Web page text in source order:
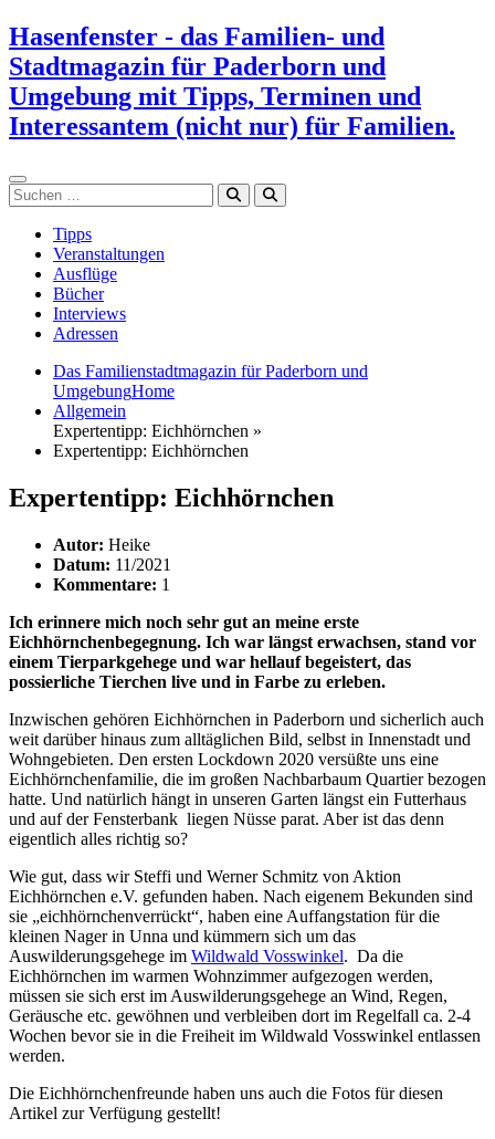
Zum
Inhalt
springen
Hasenfenster - das Familien- und
Stadtmagazin für Paderborn und
Umgebung mit Tipps, Terminen und
Interessantem (nicht nur) für Familien.
Suchen
Tipps
Veranstaltungen
Ausflüge
Bücher
Interviews
Adressen
Das Familienstadtmagazin für Paderborn und
UmgebungHome
Allgemein
Expertentipp: Eichhörnchen »
Expertentipp: Eichhörnchen
Expertentipp: Eichhörnchen
Autor: Heike
Datum: 11/2021
Kommentare: 1
Ich erinnere mich noch sehr gut an meine erste
Eichhörnchenbegegnung. Ich war längst erwachsen, stand vor
einem Tierparkgehege und war hellauf begeistert, das
possierliche Tierchen live und in Farbe zu erleben.
Inzwischen gehören Eichhörnchen in Paderborn und sicherlich auch
weit darüber hinaus zum alltäglichen Bild, selbst in Innenstadt und
Wohngebieten. Den ersten Lockdown 2020 versüßte uns eine
Eichhörnchenfamilie, die im großen Nachbarbaum Quartier bezogen
hatte. Und natürlich hängt in unseren Garten längst ein Futterhaus
und auf der Fensterbank liegen Nüsse parat. Aber ist das denn
eigentlich alles richtig so?
Wie gut, dass wir Steffi und Werner Schmitz von Aktion
Eichhörnchen e.V. gefunden haben. Nach eigenem Bekunden sind
sie „eichhörnchenverrückt“, haben eine Auffangstation für die
kleinen Nager in Unna und kümmern sich um das
Auswilderungsgehege im Wildwald Vosswinkel. Da die
Eichhörnchen im warmen Wohnzimmer aufgezogen werden,
müssen sie sich erst im Auswilderungsgehege an Wind, Regen,
Geräusche etc. gewöhnen und verbleiben dort im Regelfall ca. 2-4
Wochen bevor sie in die Freiheit im Wildwald Vosswinkel entlassen
werden.
Die Eichhörnchenfreunde haben uns auch die Fotos für diesen
Artikel zur Verfügung gestellt!